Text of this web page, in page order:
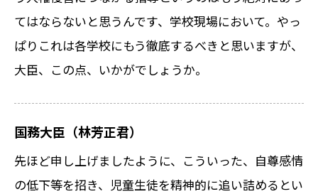
てはならないと思うんです、学校現場において。やっ
ぱりこれは各学校にもう徹底するべきと思いますが、
大臣、この点、いかがでしょうか。
国務大臣（林芳正君）
先ほど申し上げましたように、こういった、自尊感情
の低下等を招き、児童生徒を精神的に追い詰めるとい